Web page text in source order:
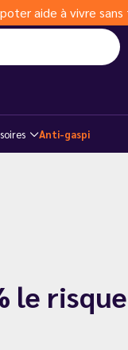
aide à vivre
Anti-gaspi
le